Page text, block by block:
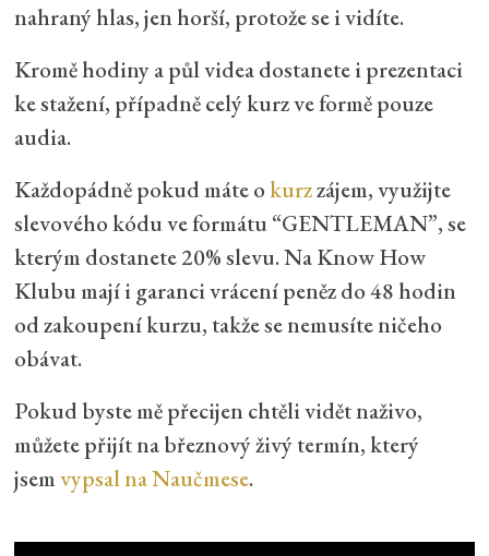
nahraný hlas, jen horší, protože se i vidíte.
Kromě hodiny a půl videa dostanete i prezentaci
ke stažení, případně celý kurz ve formě pouze
audia.
Každopádně pokud máte okurzzájem, využijte
slevového kódu ve formátu “GENTLEMAN”, se
kterým dostanete 20% slevu. Na Know How
Klubu mají i garanci vrácení peněz do 48 hodin
od zakoupení kurzu, takže se nemusíte ničeho
obávat.
Pokud byste mě přecijen chtěli vidět naživo,
můžete přijít na březnový živý termín, který
jsemvypsal na Naučmese.